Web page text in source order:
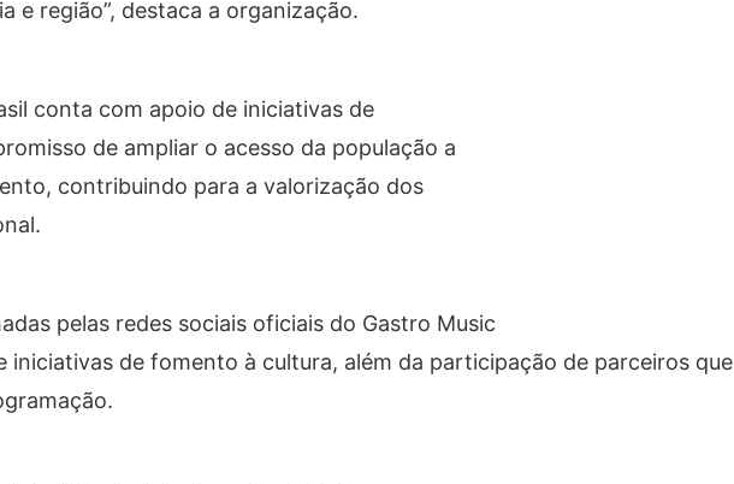
e região”, destaca a organização.
conta com apoio de iniciativas de
de ampliar o acesso da população a
contribuindo para a valorização dos
pelas redes sociais oficiais do Gastro Music
iniciativas de fomento à cultura, além da participação de parceiros que